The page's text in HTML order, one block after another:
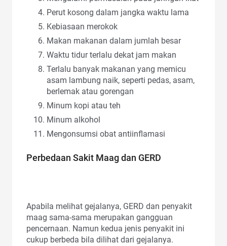
Perut kosong dalam jangka waktu lama
Kebiasaan merokok
Makan makanan dalam jumlah besar
Waktu tidur terlalu dekat jam makan
Terlalu banyak makanan yang memicu
asam lambung naik, seperti pedas, asam,
berlemak atau gorengan
Minum kopi atau teh
Minum alkohol
Mengonsumsi obat antiinflamasi
Perbedaan Sakit Maag dan GERD
Apabila melihat gejalanya, GERD dan penyakit
maag sama-sama merupakan gangguan
pencernaan. Namun kedua jenis penyakit ini
cukup berbeda bila dilihat dari gejalanya.